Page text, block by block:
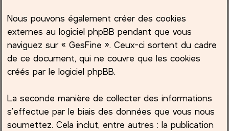
Nous pouvons également créer des cookies
externes au logiciel phpBB pendant que vous
naviguez sur « GesFine ». Ceux-ci sortent du cadre
de ce document, qui ne couvre que les cookies
créés par le logiciel phpBB.
La seconde manière de collecter des informations
s’effectue par le biais des données que vous nous
soumettez. Cela inclut, entre autres : la publication